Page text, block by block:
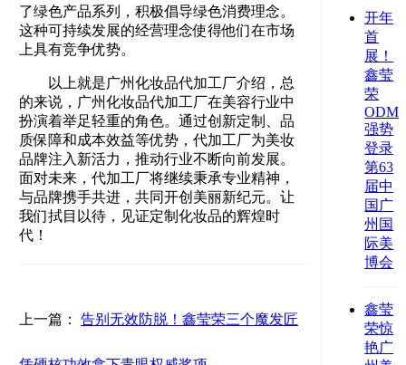
开年
首
展！
鑫莹
荣
ODM/
强势
登录
第63
届中
国广
州国
际美
博会
鑫莹
荣惊
艳广
了绿色产品系列，积极倡导绿色消费理念。
这种可持续发展的经营理念使得他们在市场
上具有竞争优势。
以上就是广州化妆品代加工厂介绍，总
的来说，广州化妆品代加工厂在美容行业中
扮演着举足轻重的角色。通过创新定制、品
质保障和成本效益等优势，代加工厂为美妆
品牌注入新活力，推动行业不断向前发展。
面对未来，代加工厂将继续秉承专业精神，
与品牌携手共进，共同开创美丽新纪元。让
我们拭目以待，见证定制化妆品的辉煌时
代！‍
上一篇： 告别无效防脱！鑫莹荣三个魔发匠